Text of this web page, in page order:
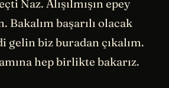
Naz. Alışılmışın epey
Bakalım başarılı olacak
gelin biz buradan çıkalım.
hep birlikte bakarız.